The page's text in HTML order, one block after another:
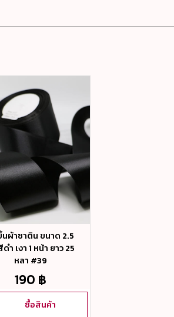
ผ้าซาติน ขนาด 2.5
ำ เงา 1 หน้า ยาว 25
หลา #39
190 ฿
ซื้อสินค้า